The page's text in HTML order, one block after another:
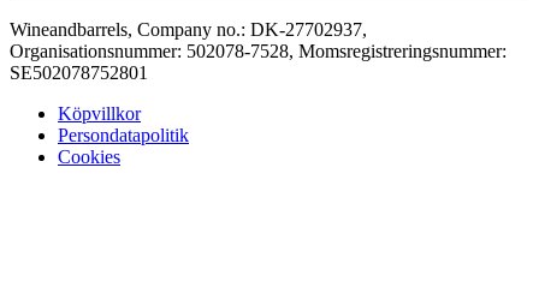
Wineandbarrels, Company no.: DK-27702937,
Organisationsnummer: 502078-7528, Momsregistreringsnummer:
SE502078752801
Köpvillkor
Persondatapolitik
Cookies